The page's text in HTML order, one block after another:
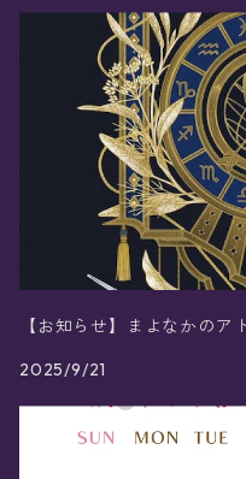
【お知らせ】まよなかのア
2025/9/21